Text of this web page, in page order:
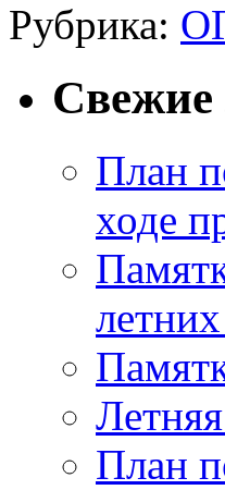
Рубрика:
Свежие
План
ходе
План